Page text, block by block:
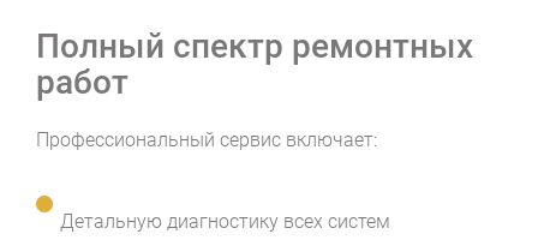
Полный спектр ремонтных
работ
Профессиональный сервис включает:
Детальную диагностику всех систем